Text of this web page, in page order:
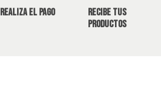
Realiza el pago
Recibe tus
productos